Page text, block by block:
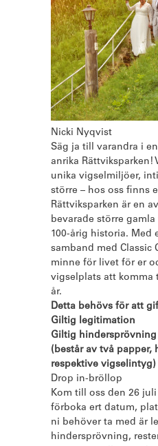
Nicki Nyqvist
Säg ja till varandra i
anrika Rättviksparken!
unika vigselmiljöer,
större – hos oss finns
Rättviksparken är en
bevarade större
100-årig historia. Med
samband med Classic
minne för livet för er
vigselplats att komma
år.
Detta behövs för att
Giltig legitimation
Giltig hindersprövning
(består av två papper,
respektive vigselintyg)
Drop in-bröllop
Kom till oss den 26
förboka ert datum,
ni behöver ta med är
hindersprövning,